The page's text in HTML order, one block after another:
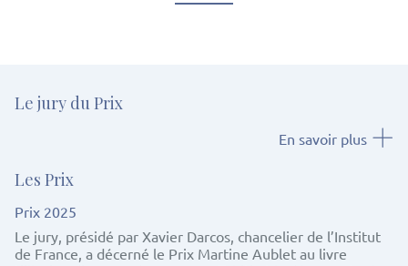
Le jury du Prix
En savoir plus
Les Prix
Prix 2025
Le jury, présidé par Xavier Darcos, chancelier de l’Institut
de France, a décerné le Prix Martine Aublet au livre